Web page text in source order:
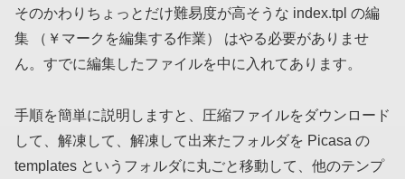
そのかわりちょっとだけ難易度が高そうな index.tpl の編
集 （￥マークを編集する作業） はやる必要がありませ
ん。すでに編集したファイルを中に入れてあります。
手順を簡単に説明しますと、圧縮ファイルをダウンロード
して、解凍して、解凍して出来たフォルダを Picasa の
templates というフォルダに丸ごと移動して、他のテンプ